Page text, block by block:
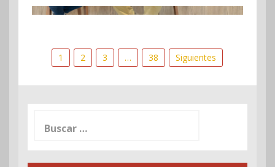
Paginación
entradas
1 2 3 … 38 Siguientes